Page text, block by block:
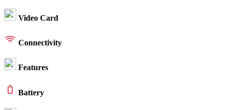
Video Card
Connectivity
Features
Battery